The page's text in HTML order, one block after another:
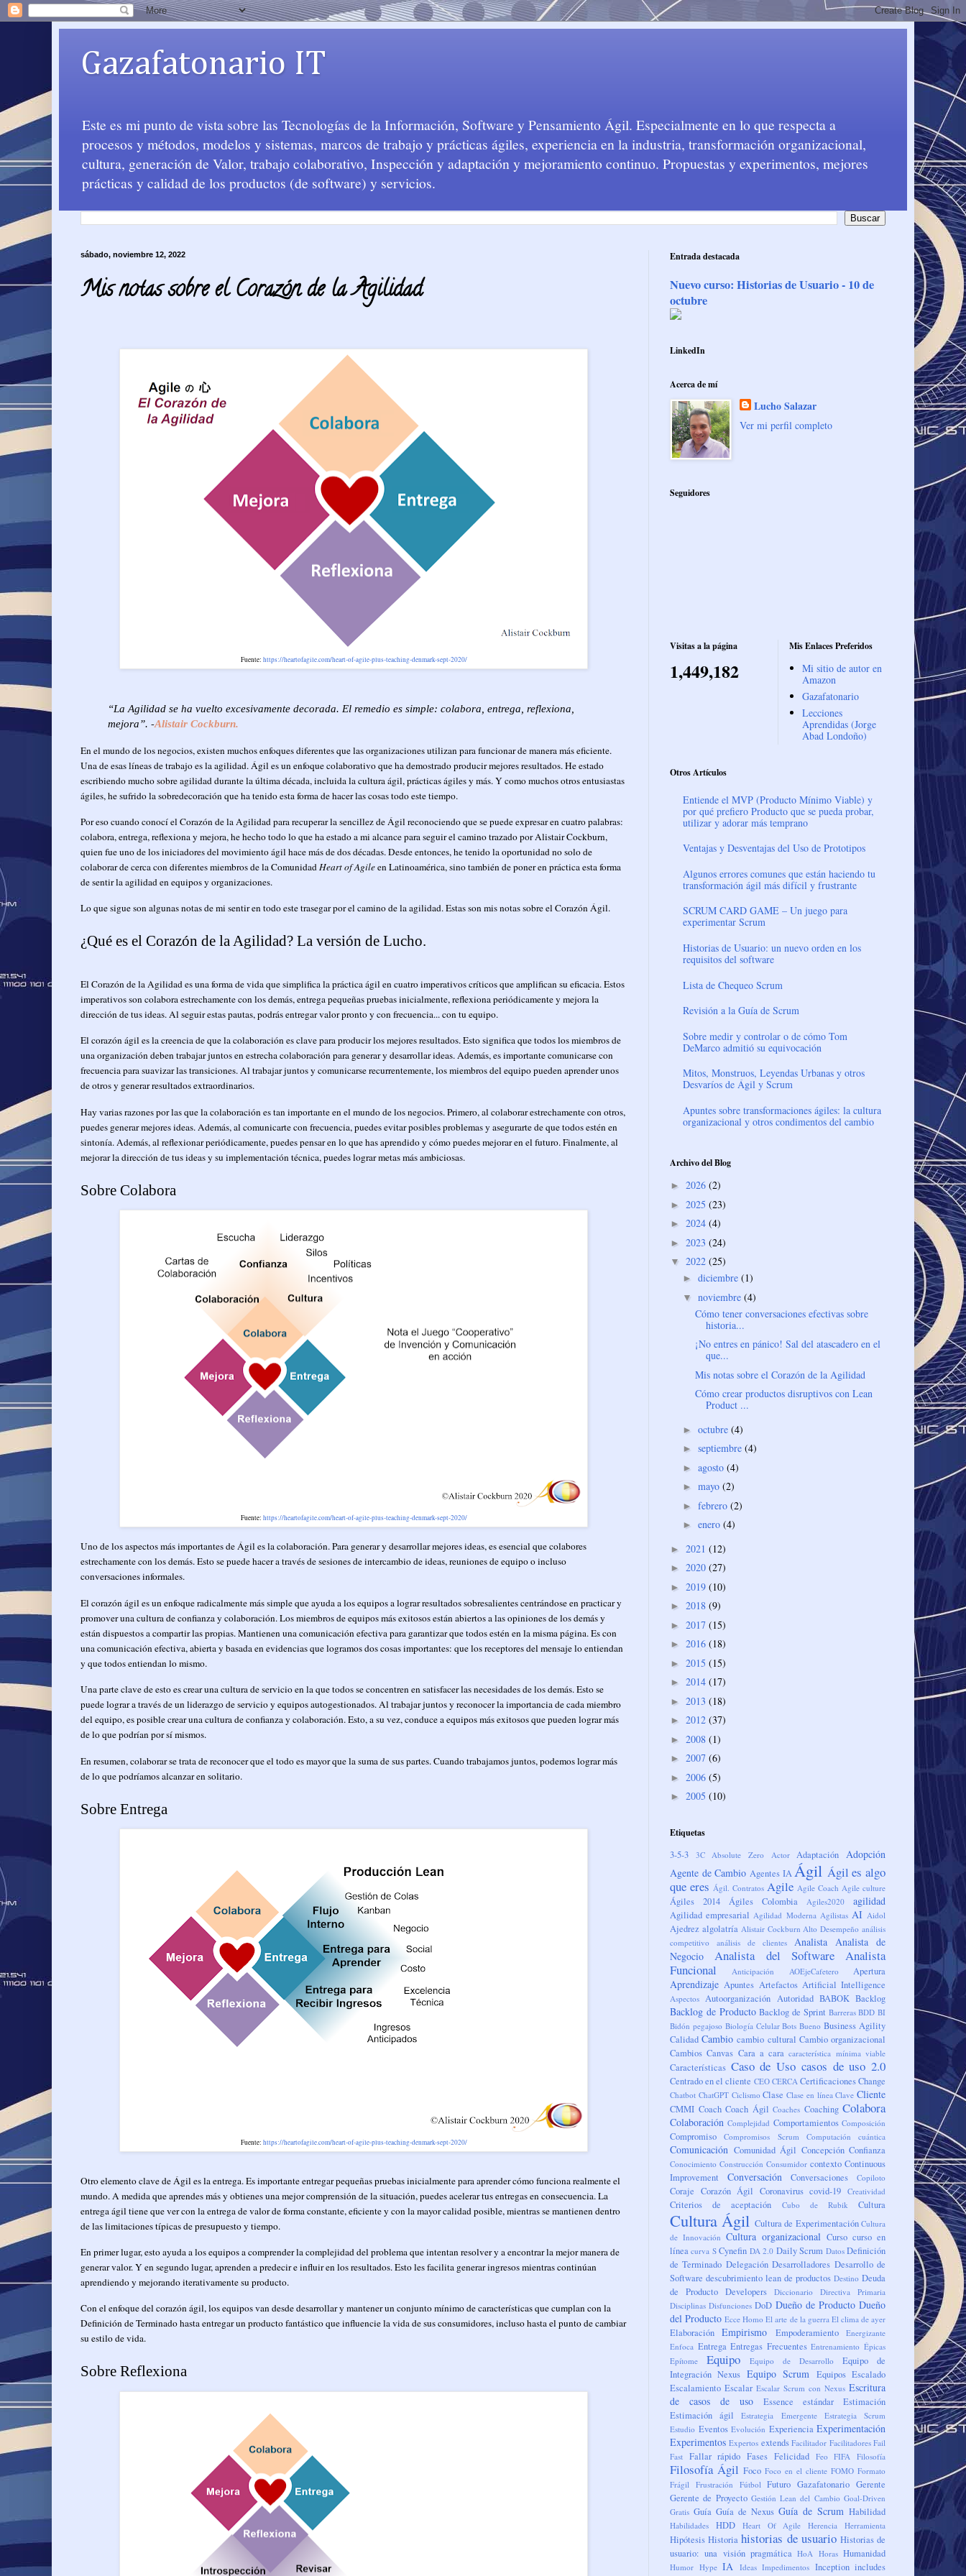
Gazafatonario IT
Este es mi punto de vista sobre las Tecnologías de la Información, Software y Pensamiento Ágil. Especialmente en lo que respecta a
procesos y métodos, modelos y sistemas, marcos de trabajo y prácticas ágiles, experiencia en la industria, transformación organizacional,
cultura, generación de Valor, trabajo colaborativo, Inspección y adaptación y mejoramiento continuo. Propuestas y experimentos, mejores
prácticas y calidad de los productos (de software) y servicios.
sábado, noviembre 12, 2022
Mis notas sobre el Corazón de la Agilidad
Fuente: https://heartofagile.com/heart-of-agile-plus-teaching-denmark-sept-2020/
“La Agilidad se ha vuelto excesivamente decorada. El remedio es simple: colabora, entrega, reflexiona,
mejora”. -Alistair Cockburn.
En el mundo de los negocios, existen muchos enfoques diferentes que las organizaciones utilizan para funcionar de manera más eficiente.
Una de esas líneas de trabajo es la agilidad. Ágil es un enfoque colaborativo que ha demostrado producir mejores resultados. He estado
escribiendo mucho sobre agilidad durante la última década, incluida la cultura ágil, prácticas ágiles y más. Y como muchos otros entusiastas
ágiles, he sufrido la sobredecoración que ha tenido esta forma de hacer las cosas todo este tiempo.
Por eso cuando conocí el Corazón de la Agilidad para recuperar la sencillez de Ágil reconociendo que se puede expresar en cuatro palabras:
colabora, entrega, reflexiona y mejora, he hecho todo lo que ha estado a mi alcance para seguir el camino trazado por Alistair Cockburn,
quien fue uno de los iniciadores del movimiento ágil hace más de dos décadas. Desde entonces, he tenido la oportunidad no solo de
colaborar de cerca con diferentes miembros de la ComunidadHeart of Agileen Latinoamérica, sino también de poner en práctica esta forma
de sentir la agilidad en equipos y organizaciones.
Lo que sigue son algunas notas de mi sentir en todo este trasegar por el camino de la agilidad. Estas son mis notas sobre el Corazón Ágil.
¿Qué es el Corazón de la Agilidad? La versión de Lucho.
El Corazón de la Agilidad es una forma de vida que simplifica la práctica ágil en cuatro imperativos críticos que amplifican su eficacia. Estos
imperativos son colabora estrechamente con los demás, entrega pequeñas pruebas inicialmente, reflexiona periódicamente y mejora la
dirección de tus ideas. Al seguir estas pautas, podrás entregar valor pronto y con frecuencia... con tu equipo.
El corazón ágil es la creencia de que la colaboración es clave para producir los mejores resultados. Esto significa que todos los miembros de
una organización deben trabajar juntos en estrecha colaboración para generar y desarrollar ideas. Además, es importante comunicarse con
frecuencia para suavizar las transiciones. Al trabajar juntos y comunicarse recurrentemente, los miembros del equipo pueden aprender unos
de otros y generar resultados extraordinarios.
Hay varias razones por las que la colaboración es tan importante en el mundo de los negocios. Primero, al colaborar estrechamente con otros,
puedes generar mejores ideas. Además, al comunicarte con frecuencia, puedes evitar posibles problemas y asegurarte de que todos estén en
sintonía. Además, al reflexionar periódicamente, puedes pensar en lo que has aprendido y cómo puedes mejorar en el futuro. Finalmente, al
mejorar la dirección de tus ideas y su implementación técnica, puedes lograr metas más ambiciosas.
Sobre Colabora
Fuente: https://heartofagile.com/heart-of-agile-plus-teaching-denmark-sept-2020/
Uno de los aspectos más importantes de Ágil es la colaboración. Para generar y desarrollar mejores ideas, es esencial que colabores
estrechamente con los demás. Esto se puede hacer a través de sesiones de intercambio de ideas, reuniones de equipo o incluso
conversaciones informales.
El corazón ágil es un enfoque radicalmente más simple que ayuda a los equipos a lograr resultados sobresalientes centrándose en practicar y
promover una cultura de confianza y colaboración. Los miembros de equipos más exitosos están abiertos a las opiniones de los demás y
están dispuestos a compartir las propias. Mantienen una comunicación efectiva para garantizar que todos estén en la misma página. Es con
una comunicación efectiva, abierta y basada en evidencias que logramos dos cosas importantes: que los receptores del mensaje lo entiendan
y que todos entiendan lo mismo.
Una parte clave de esto es crear una cultura de servicio en la que todos se concentren en satisfacer las necesidades de los demás. Esto se
puede lograr a través de un liderazgo de servicio y equipos autogestionados. Al trabajar juntos y reconocer la importancia de cada miembro
del equipo, es posible crear una cultura de confianza y colaboración. Esto, a su vez, conduce a equipos más exitosos que pueden lograr más
de lo que podrían por sí mismos.
En resumen, colaborar se trata de reconocer que el todo es mayor que la suma de sus partes. Cuando trabajamos juntos, podemos lograr más
de lo que podríamos alcanzar en solitario.
Sobre Entrega
Fuente: https://heartofagile.com/heart-of-agile-plus-teaching-denmark-sept-2020/
Otro elemento clave de Ágil es la entrega. Es importante entregar pequeñas pruebas inicialmente para aprender cómo funciona realmente el
mundo. A medida que aprendes más y obtienes una mejor comprensión de la situación, puedes acelerar tus entregas en consecuencia. La
entrega ágil tiene que ver con la entrega de valor de forma constante, eficiente y con la mayor calidad posible, mientras se mantienen dentro
de las limitaciones típicas de presupuesto y tiempo.
En primer lugar, esto ayuda a los equipos a comprender la complejidad del problema que intentan resolver y a encontrar la mejor manera de
generar valor. Y en segundo lugar, aprenden a predecir e influir en los resultados. Esto les facilita generar ingresos mientras continúan
aprendiendo y mejorando iterativamente su producto.
Con el enfoque del corazón ágil, los equipos van desde desarrollar y mantener un conjunto mínimo de características que cumplan con la
Definición de Terminado hasta entregar un producto fantástico que influencie la vida de sus consumidores, incluso hasta el punto de cambiar
su estilo de vida.
Sobre Reflexiona
Entrada destacada
Nuevo curso: Historias de Usuario - 10 de
octubre
LinkedIn
Acerca de mí
Lucho Salazar
Ver mi perfil completo
Seguidores
Visitas a la página
1,449,182
Mis Enlaces Preferidos
Mi sitio de autor en
Amazon
Gazafatonario
Lecciones
Aprendidas (Jorge
Abad Londoño)
Otros Artículos
Entiende el MVP (Producto Mínimo Viable) y
por qué prefiero Producto que se pueda probar,
utilizar y adorar más temprano
Ventajas y Desventajas del Uso de Prototipos
Algunos errores comunes que están haciendo tu
transformación ágil más difícil y frustrante
SCRUM CARD GAME – Un juego para
experimentar Scrum
Historias de Usuario: un nuevo orden en los
requisitos del software
Lista de Chequeo Scrum
Revisión a la Guía de Scrum
Sobre medir y controlar o de cómo Tom
DeMarco admitió su equivocación
Mitos, Monstruos, Leyendas Urbanas y otros
Desvaríos de Ágil y Scrum
Apuntes sobre transformaciones ágiles: la cultura
organizacional y otros condimentos del cambio
Archivo del Blog
► 2026 (2)
► 2025 (23)
► 2024 (4)
► 2023 (24)
▼ 2022 (25)
► diciembre (1)
▼ noviembre (4)
Cómo tener conversaciones efectivas sobre
historia...
¡No entres en pánico! Sal del atascadero en el
que...
Mis notas sobre el Corazón de la Agilidad
Cómo crear productos disruptivos con Lean
Product ...
► octubre (4)
► septiembre (4)
► agosto (4)
► mayo (2)
► febrero (2)
► enero (4)
► 2021 (12)
► 2020 (27)
► 2019 (10)
► 2018 (9)
► 2017 (15)
► 2016 (18)
► 2015 (15)
► 2014 (17)
► 2013 (18)
► 2012 (37)
► 2008 (1)
► 2007 (6)
► 2006 (5)
► 2005 (10)
Etiquetas
3-5-3
3C Absolute Zero Actor Adaptación
Adopción
Agente de Cambio Agentes IA Ágil Ágil es algo
que eres Ágil. Contratos Agile Agile Coach Agile culture
Ágiles 2014 Ágiles Colombia Agiles2020 agilidad
Agilidad empresarial Agilidad Moderna Agilistas AI Aidol
Ajedrez algolatría Alistair Cockburn Alto Desempeño análisis
competitivo
análisis de clientes Analista
Analista de
Negocio
Analista del Software
Analista
Funcional
Anticipación AOEjeCafetero Apertura
Aprendizaje Apuntes Artefactos Artificial Intelligence
Aspectos Autoorganización Autoridad BABOK Backlog
Backlog de Producto Backlog de Sprint Barreras BDD BI
Bidón pegajoso Biología Celular Bots Bueno Business Agility
Calidad Cambio cambio cultural Cambio organizacional
Cambios Canvas Cara a cara característica mínima viable
Características Caso de Uso casos de uso 2.0
Centrado en el cliente CEO CERCA CertificacionesChange
Chatbot ChatGPT Ciclismo Clase Clase en línea Clave Cliente
CMMI Coach Coach Ágil Coaches Coaching Colabora
Colaboración Complejidad Comportamientos Composición
Compromiso Compromisos Scrum Computación cuántica
Comunicación Comunidad Ágil Concepción Confianza
Conocimiento Construcción Consumidor contexto Continuous
Improvement
Conversación Conversaciones Copiloto
Coraje Corazón Ágil Coronavirus covid-19 Creatividad
Criterios de aceptación Cubo de Rubik Cultura
Cultura Ágil Cultura de Experimentación Cultura
de Innovación Cultura organizacional Curso curso en
línea curva S Cynefin DA 2.0 Daily Scrum Datos Definición
de Terminado Delegación Desarrolladores Desarrollo de
Software descubrimiento lean de productos Destino Deuda
de Producto Developers Diccionario
Directiva Primaria
Disciplinas Disfunciones DoD Dueño de Producto Dueño
del Producto Ecce Homo El arte de la guerra El clima de ayer
Elaboración Empirismo Empoderamiento
Energizante
Enfoca Entrega Entregas Frecuentes Entrenamiento Épicas
Epítome
Equipo Equipo de Desarrollo
Equipo de
Integración Nexus Equipo Scrum Equipos Escalado
Escalamiento Escalar Escalar Scrum con Nexus Escritura
de casos de uso
Essence estándar
Estimación
Estimación ágil
Estrategia Emergente
Estrategia Scrum
Estudio Eventos Evolución Experiencia Experimentación
Experimentos Expertos extends Facilitador Facilitadores Fail
Fast Fallar rápido Fases Felicidad Feo FIFA Filosofía
Filosofía Ágil Foco Foco en el cliente FOMO Formato
Frágil
Frustración Fútbol Futuro Gazafatonario Gerente
Gerente de Proyecto Gestión Lean del Cambio Goal-Driven
Gratis Guía Guía de Nexus Guía de Scrum Habilidad
Habilidades HDD Heart Of Agile Herencia Herramienta
Hipótesis Historia historias de usuario Historias de
usuario: una visión pragmática HoA Horas Humanidad
Humor Hype IA Ideas Impedimentos Inception includes